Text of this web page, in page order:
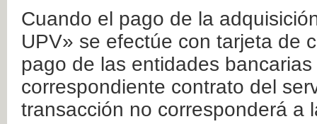
Cuando el pago de la
UPV» se efectúe con tarjeta de
pago de las entidades
correspondiente contrato del
transacción no corresponderá a